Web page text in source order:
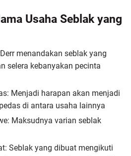
Usaha Seblak yang
menandakan seblak yang
selera kebanyakan pecinta
Menjadi harapan akan menjadi
di antara usaha lainnya
Maksudnya varian seblak
Seblak yang dibuat mengikuti